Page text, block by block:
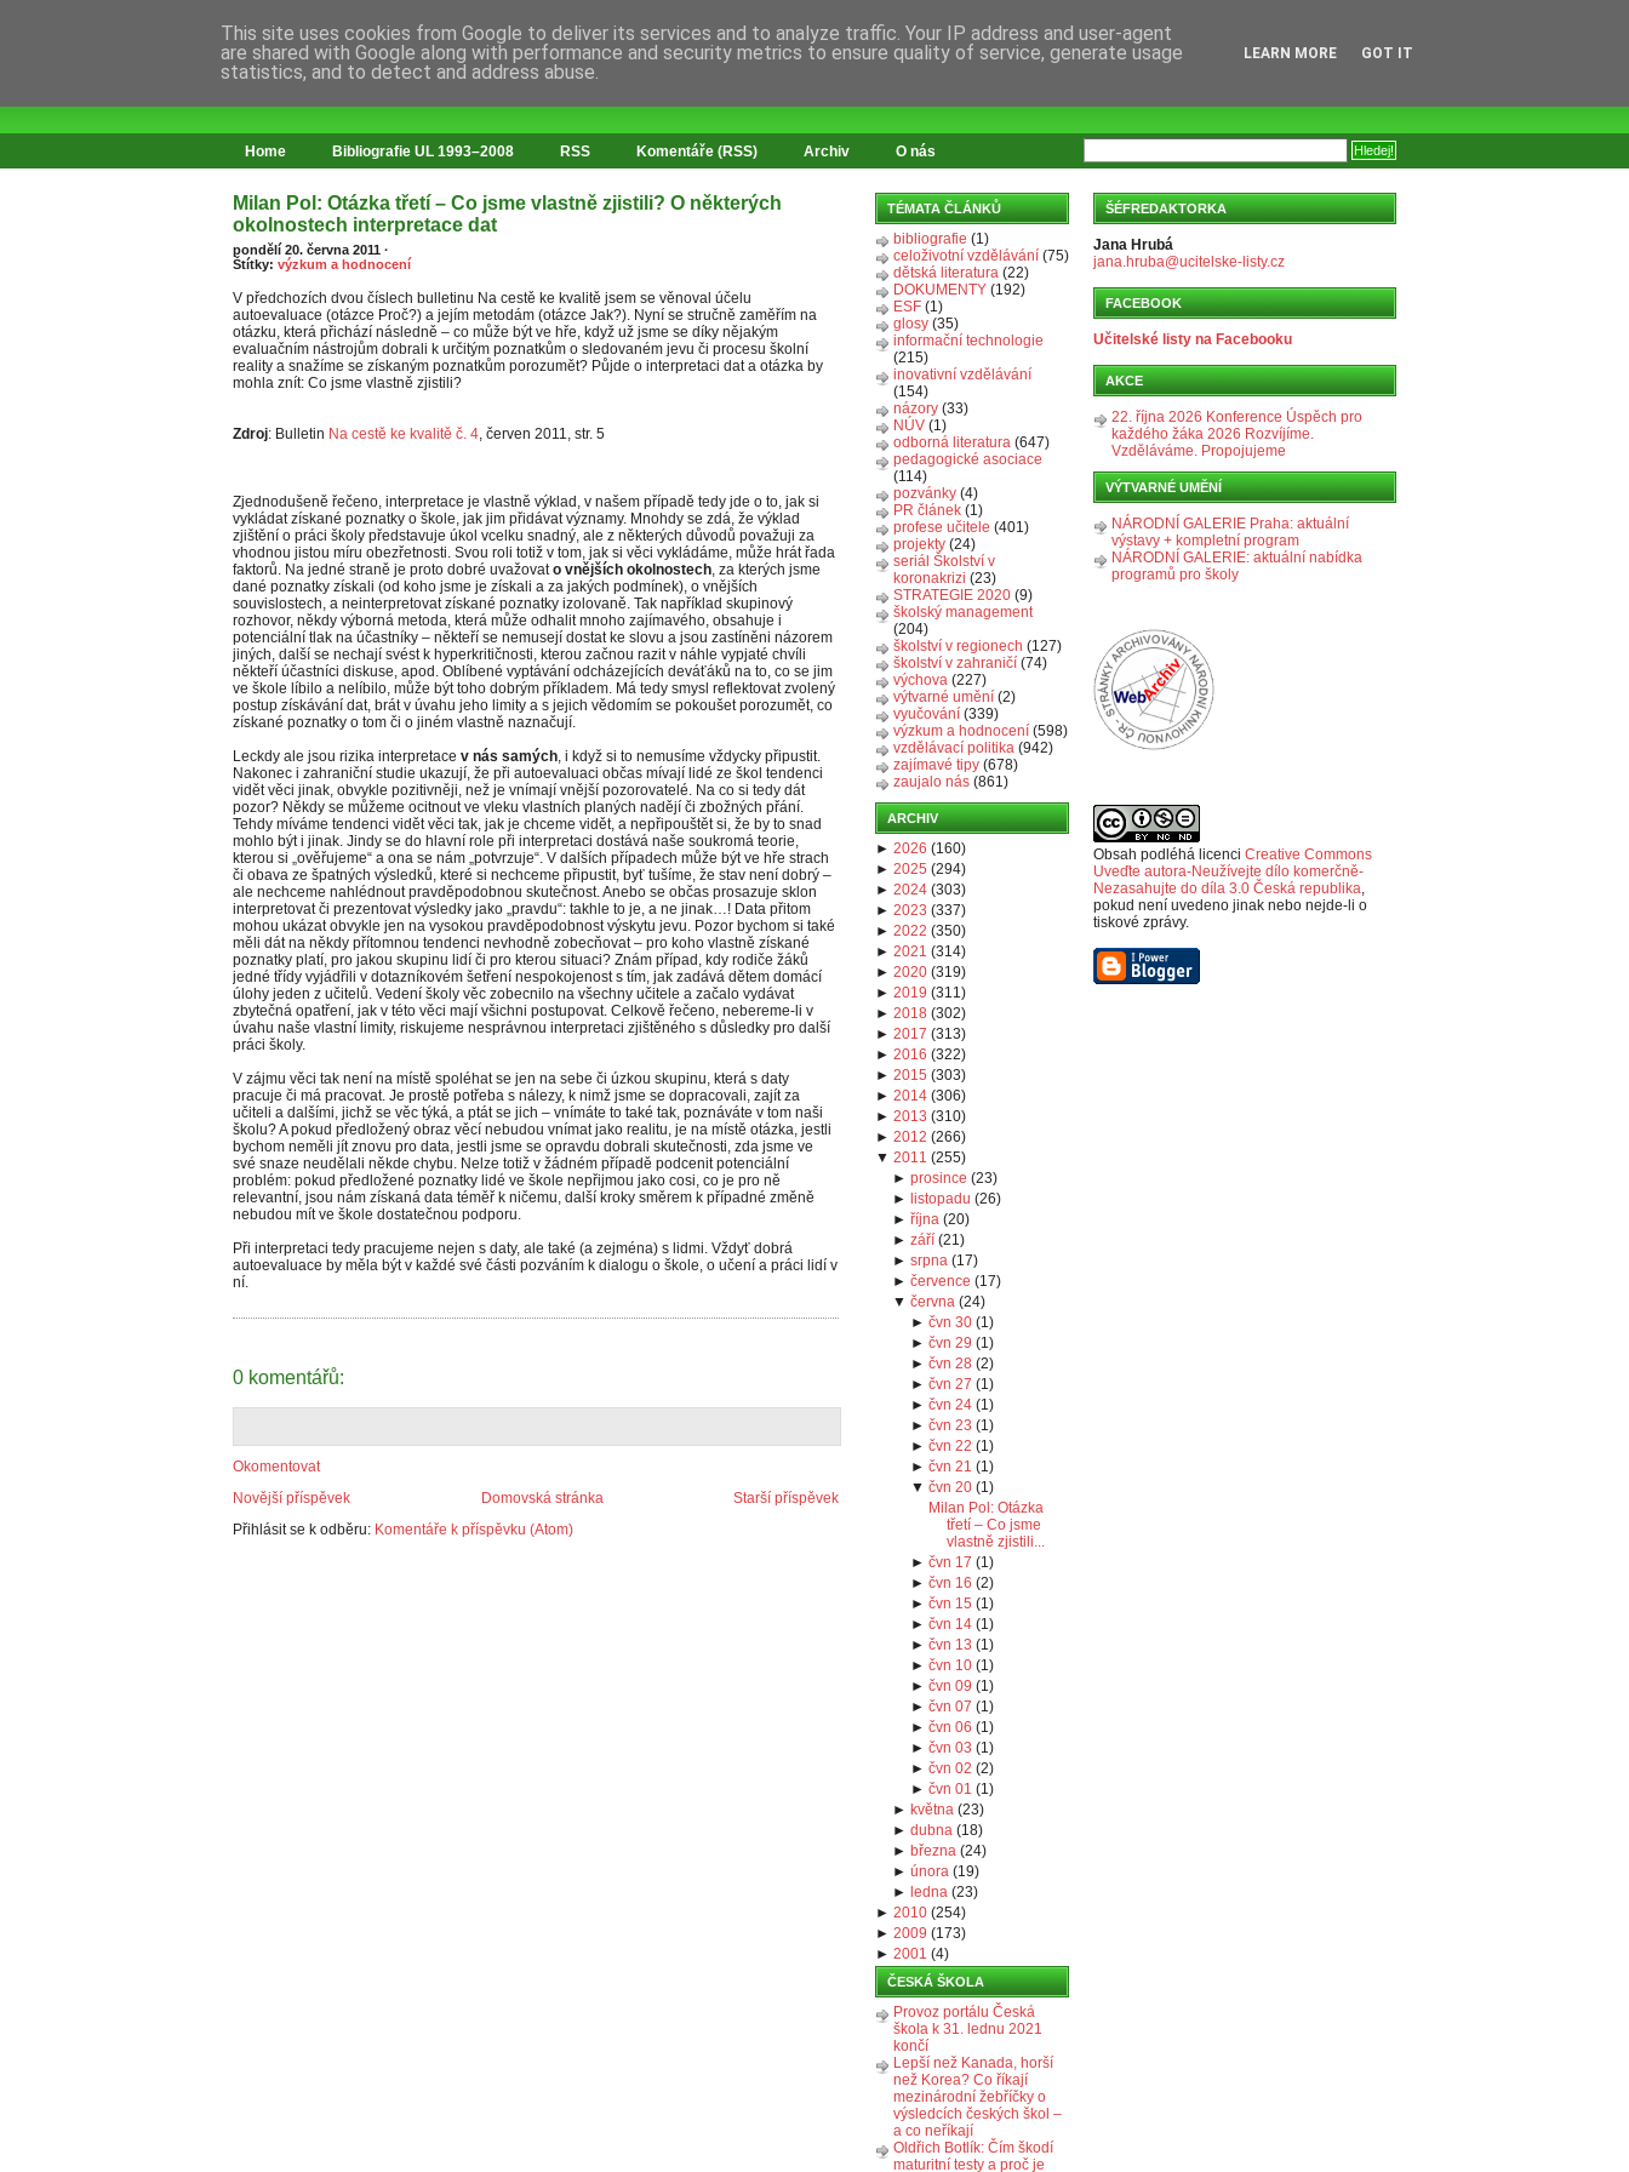
Home Bibliografie UL 1993–2008 RSS Komentáře (RSS) Archiv O nás
Milan Pol: Otázka třetí – Co jsme vlastně zjistili? O některých
okolnostech interpretace dat
pondělí 20. června 2011 ·
Štítky: výzkum a hodnocení
V předchozích dvou číslech bulletinu Na cestě ke kvalitě jsem se věnoval účelu
autoevaluace (otázce Proč?) a jejím metodám (otázce Jak?). Nyní se stručně zaměřím na
otázku, která přichází následně – co může být ve hře, když už jsme se díky nějakým
evaluačním nástrojům dobrali k určitým poznatkům o sledovaném jevu či procesu školní
reality a snažíme se získaným poznatkům porozumět? Půjde o interpretaci dat a otázka by
mohla znít: Co jsme vlastně zjistili?
Zdroj: Bulletin Na cestě ke kvalitě č. 4, červen 2011, str. 5
Zjednodušeně řečeno, interpretace je vlastně výklad, v našem případě tedy jde o to, jak si
vykládat získané poznatky o škole, jak jim přidávat významy. Mnohdy se zdá, že výklad
zjištění o práci školy představuje úkol vcelku snadný, ale z některých důvodů považuji za
vhodnou jistou míru obezřetnosti. Svou roli totiž v tom, jak si věci vykládáme, může hrát řada
faktorů. Na jedné straně je proto dobré uvažovato vnějších okolnostech, za kterých jsme
dané poznatky získali (od koho jsme je získali a za jakých podmínek), o vnějších
souvislostech, a neinterpretovat získané poznatky izolovaně. Tak například skupinový
rozhovor, někdy výborná metoda, která může odhalit mnoho zajímavého, obsahuje i
potenciální tlak na účastníky – někteří se nemusejí dostat ke slovu a jsou zastíněni názorem
jiných, další se nechají svést k hyperkritičnosti, kterou začnou razit v náhle vypjaté chvíli
někteří účastníci diskuse, apod. Oblíbené vyptávání odcházejících deváťáků na to, co se jim
ve škole líbilo a nelíbilo, může být toho dobrým příkladem. Má tedy smysl reflektovat zvolený
postup získávání dat, brát v úvahu jeho limity a s jejich vědomím se pokoušet porozumět, co
získané poznatky o tom či o jiném vlastně naznačují.
Leckdy ale jsou rizika interpretace v nás samých, i když si to nemusíme vždycky připustit.
Nakonec i zahraniční studie ukazují, že při autoevaluaci občas mívají lidé ze škol tendenci
vidět věci jinak, obvykle pozitivněji, než je vnímají vnější pozorovatelé. Na co si tedy dát
pozor? Někdy se můžeme ocitnout ve vleku vlastních planých nadějí či zbožných přání.
Tehdy míváme tendenci vidět věci tak, jak je chceme vidět, a nepřipouštět si, že by to snad
mohlo být i jinak. Jindy se do hlavní role při interpretaci dostává naše soukromá teorie,
kterou si „ověřujeme“ a ona se nám „potvrzuje“. V dalších případech může být ve hře strach
či obava ze špatných výsledků, které si nechceme připustit, byť tušíme, že stav není dobrý –
ale nechceme nahlédnout pravděpodobnou skutečnost. Anebo se občas prosazuje sklon
interpretovat či prezentovat výsledky jako „pravdu“: takhle to je, a ne jinak…! Data přitom
mohou ukázat obvykle jen na vysokou pravděpodobnost výskytu jevu. Pozor bychom si také
měli dát na někdy přítomnou tendenci nevhodně zobecňovat – pro koho vlastně získané
poznatky platí, pro jakou skupinu lidí či pro kterou situaci? Znám případ, kdy rodiče žáků
jedné třídy vyjádřili v dotazníkovém šetření nespokojenost s tím, jak zadává dětem domácí
úlohy jeden z učitelů. Vedení školy věc zobecnilo na všechny učitele a začalo vydávat
zbytečná opatření, jak v této věci mají všichni postupovat. Celkově řečeno, nebereme-li v
úvahu naše vlastní limity, riskujeme nesprávnou interpretaci zjištěného s důsledky pro další
práci školy.
V zájmu věci tak není na místě spoléhat se jen na sebe či úzkou skupinu, která s daty
pracuje či má pracovat. Je prostě potřeba s nálezy, k nimž jsme se dopracovali, zajít za
učiteli a dalšími, jichž se věc týká, a ptát se jich – vnímáte to také tak, poznáváte v tom naši
školu? A pokud předložený obraz věcí nebudou vnímat jako realitu, je na místě otázka, jestli
bychom neměli jít znovu pro data, jestli jsme se opravdu dobrali skutečnosti, zda jsme ve
své snaze neudělali někde chybu. Nelze totiž v žádném případě podcenit potenciální
problém: pokud předložené poznatky lidé ve škole nepřijmou jako cosi, co je pro ně
relevantní, jsou nám získaná data téměř k ničemu, další kroky směrem k případné změně
nebudou mít ve škole dostatečnou podporu.
Při interpretaci tedy pracujeme nejen s daty, ale také (a zejména) s lidmi. Vždyť dobrá
autoevaluace by měla být v každé své části pozváním k dialogu o škole, o učení a práci lidí v
ní.
0 komentářů:
Okomentovat
Novější příspěvek
Starší příspěvek
Domovská stránka
Přihlásit se k odběru: Komentáře k příspěvku (Atom)
TÉMATA ČLÁNKŮ
bibliografie (1)
celoživotní vzdělávání (75)
dětská literatura (22)
DOKUMENTY (192)
ESF (1)
glosy (35)
informační technologie
(215)
inovativní vzdělávání
(154)
názory (33)
NÚV (1)
odborná literatura (647)
pedagogické asociace
(114)
pozvánky (4)
PR článek (1)
profese učitele (401)
projekty (24)
seriál Školství v
koronakrizi (23)
STRATEGIE 2020 (9)
školský management
(204)
školství v regionech (127)
školství v zahraničí (74)
výchova (227)
výtvarné umění (2)
vyučování (339)
výzkum a hodnocení (598)
vzdělávací politika (942)
zajímavé tipy (678)
zaujalo nás (861)
ARCHIV
► 2026 (160)
► 2025 (294)
► 2024 (303)
► 2023 (337)
► 2022 (350)
► 2021 (314)
► 2020 (319)
► 2019 (311)
► 2018 (302)
► 2017 (313)
► 2016 (322)
► 2015 (303)
► 2014 (306)
► 2013 (310)
► 2012 (266)
▼ 2011 (255)
►prosince (23)
► listopadu (26)
►října (20)
►září (21)
►srpna (17)
►července (17)
▼června (24)
► čvn 30(1)
► čvn 29 (1)
► čvn 28 (2)
► čvn 27 (1)
► čvn 24(1)
► čvn 23 (1)
► čvn 22 (1)
► čvn 21 (1)
▼ čvn 20(1)
Milan Pol: Otázka
třetí – Co jsme
vlastně zjistili...
► čvn 17 (1)
► čvn 16 (2)
► čvn 15 (1)
► čvn 14(1)
► čvn 13 (1)
► čvn 10(1)
► čvn 09 (1)
► čvn 07 (1)
► čvn 06 (1)
► čvn 03 (1)
► čvn 02 (2)
► čvn 01 (1)
► května (23)
►dubna (18)
► března (24)
►února (19)
► ledna (23)
► 2010 (254)
► 2009 (173)
► 2001 (4)
ČESKÁ ŠKOLA
Provoz portálu Česká
škola k 31. lednu 2021
končí
Lepší než Kanada, horší
než Korea? Co říkají
mezinárodní žebříčky o
výsledcích českých škol –
a co neříkají
Oldřich Botlík: Čím škodí
maturitní testy a proč je
ŠÉFREDAKTORKA
Jana Hrubá
jana.hruba@ucitelske-listy.cz
FACEBOOK
Učitelské listy na Facebooku
AKCE
22. října 2026 Konference Úspěch pro
každého žáka 2026 Rozvíjíme.
Vzděláváme. Propojujeme
VÝTVARNÉ UMĚNÍ
NÁRODNÍ GALERIE Praha: aktuální
výstavy + kompletní program
NÁRODNÍ GALERIE: aktuální nabídka
programů pro školy
Obsah podléhá licenci Creative Commons
Uveďte autora-Neužívejte dílo komerčně-
Nezasahujte do díla 3.0 Česká republika,
pokud není uvedeno jinak nebo nejde-li o
tiskové zprávy.
This site uses cookies from Google to deliver its services and to analyze traffic. Your IP address and user-agent
are shared with Google along with performance and security metrics to ensure quality of service, generate usage
statistics, and to detect and address abuse.
LEARN MORE GOT IT